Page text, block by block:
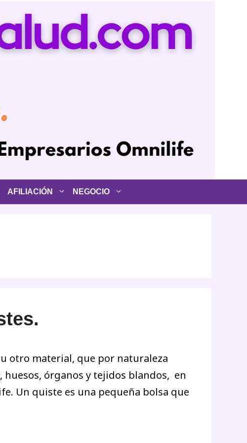
AFILIACIÓN NEGOCIO
otro material, que por naturaleza
órganos y tejidos blandos, en
Un quiste es una pequeña bolsa que